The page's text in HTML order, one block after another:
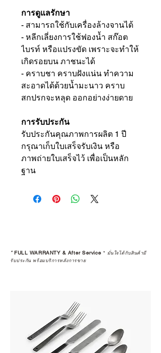
การดูแลรักษา
- สามารถใช้กับเครื่องล้างจานได้
- หลีกเลี่ยงการใช้ฟองน้ำ สก๊อต
ไบรท์ หรือแปรงขัด เพราะจะทำให้
เกิดรอยบน ภาชนะได้
- คราบชา คราบฝังแน่น ทำความ
สะอาดได้ด้วยน้ำมะนาว คราบ
สกปรกจะหลุด ออกอย่างง่ายดาย
การรับประกัน
รับประกันคุณภาพการผลิต 1 ปี
กรุณาเก็บใบเสร็จรับเงิน หรือ
ภาพถ่ายใบเสร็จไว้ เพื่อเป็นหลัก
ฐาน
*FULL WARRANTY & After Service * มั่นใจได้กับสินค้ามี
รับประกัน พร้อมบริการหลังการขาย